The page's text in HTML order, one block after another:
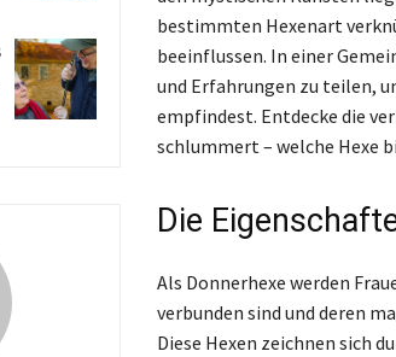
bestimmten Hexenart
beeinflussen. In einer
und Erfahrungen zu teilen,
empfindest. Entdecke die
schlummert – welche Hexe
Die
Als Donnerhexe werden
verbunden sind und deren
Diese Hexen zeichnen sich